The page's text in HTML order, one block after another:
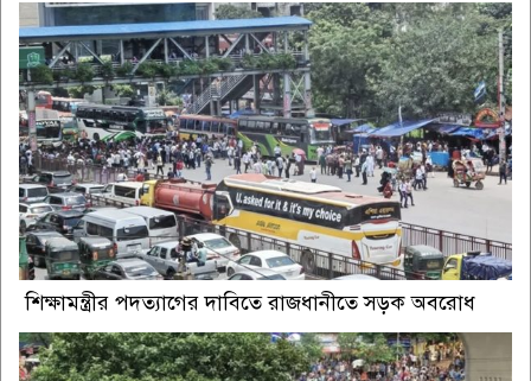
শিক্ষামন্ত্রীর পদত্যাগের দাবিতে রাজধানীতে সড়ক অবরোধ